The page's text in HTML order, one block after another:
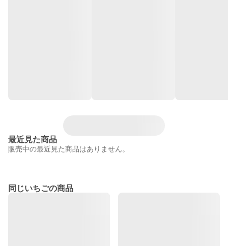
最近見た商品
販売中の最近見た商品はありません。
同じいちごの商品